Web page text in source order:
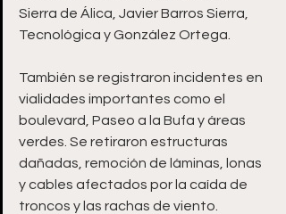
Sierra de Álica, Javier Barros Sierra,
Tecnológica y González Ortega.
También se registraron incidentes en
vialidades importantes como el
boulevard, Paseo a la Bufa y áreas
verdes. Se retiraron estructuras
dañadas, remoción de láminas, lonas
y cables afectados por la caída de
troncos y las rachas de viento.